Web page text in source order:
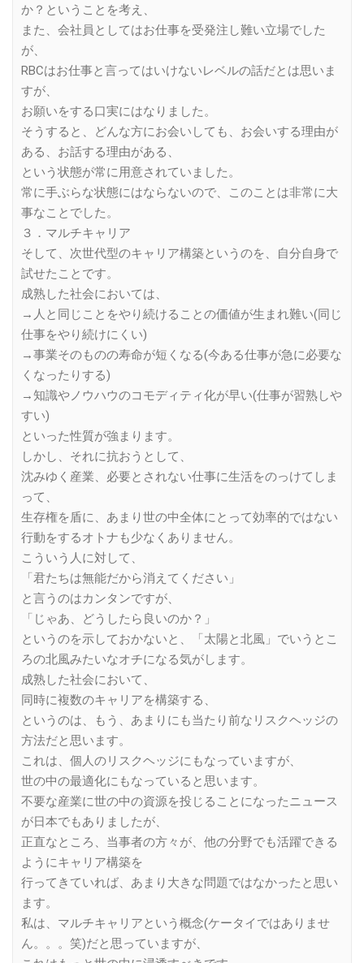
か？ということを考え、
また、会社員としてはお仕事を受発注し難い立場でした
が、
RBCはお仕事と言ってはいけないレベルの話だとは思いま
すが、
お願いをする口実にはなりました。
そうすると、どんな方にお会いしても、お会いする理由が
ある、お話する理由がある、
という状態が常に用意されていました。
常に手ぶらな状態にはならないので、このことは非常に大
事なことでした。
３．マルチキャリア
そして、次世代型のキャリア構築というのを、自分自身で
試せたことです。
成熟した社会においては、
→人と同じことをやり続けることの価値が生まれ難い(同じ
仕事をやり続けにくい)
→事業そのものの寿命が短くなる(今ある仕事が急に必要な
くなったりする)
→知識やノウハウのコモディティ化が早い(仕事が習熟しや
すい)
といった性質が強まります。
しかし、それに抗おうとして、
沈みゆく産業、必要とされない仕事に生活をのっけてしま
って、
生存権を盾に、あまり世の中全体にとって効率的ではない
行動をするオトナも少なくありません。
こういう人に対して、
「君たちは無能だから消えてください」
と言うのはカンタンですが、
「じゃあ、どうしたら良いのか？」
というのを示しておかないと、「太陽と北風」でいうとこ
ろの北風みたいなオチになる気がします。
成熟した社会において、
同時に複数のキャリアを構築する、
というのは、もう、あまりにも当たり前なリスクヘッジの
方法だと思います。
これは、個人のリスクヘッジにもなっていますが、
世の中の最適化にもなっていると思います。
不要な産業に世の中の資源を投じることになったニュース
が日本でもありましたが、
正直なところ、当事者の方々が、他の分野でも活躍できる
ようにキャリア構築を
行ってきていれば、あまり大きな問題ではなかったと思い
ます。
私は、マルチキャリアという概念(ケータイではありませ
ん。。。笑)だと思っていますが、